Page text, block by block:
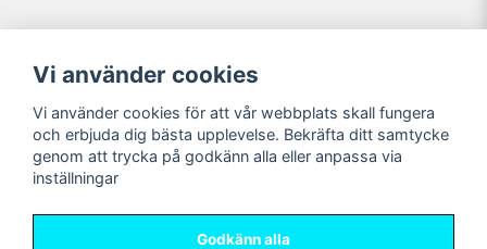
Navigering
Nyheter!
Förbeställning
Mitt konto
Logga in
Registrera dig
Glömt lösenord?
Sociala medier
Vi använder cookies
Vi använder cookies för att vår webbplats skall fungera
och erbjuda dig bästa upplevelse. Bekräfta ditt samtycke
genom att trycka på godkänn alla eller anpassa via
inställningar
Godkänn alla